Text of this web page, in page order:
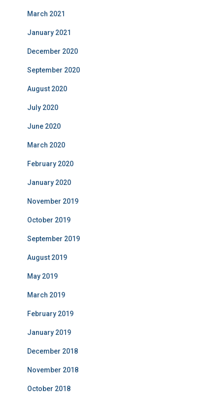
March 2021
January 2021
December 2020
September 2020
August 2020
July 2020
June 2020
March 2020
February 2020
January 2020
November 2019
October 2019
September 2019
August 2019
May 2019
March 2019
February 2019
January 2019
December 2018
November 2018
October 2018